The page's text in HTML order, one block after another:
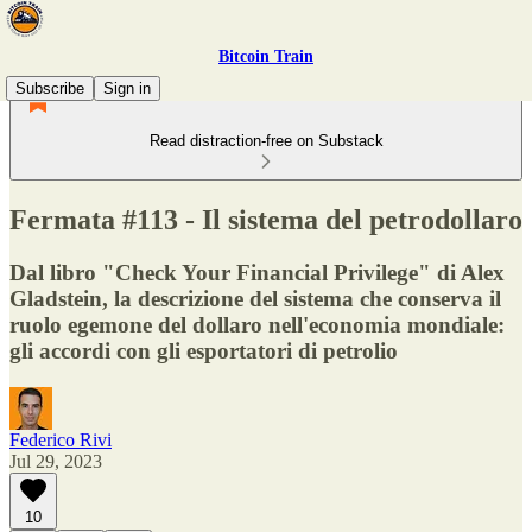
Bitcoin Train
Subscribe
Sign in
Read distraction-free on Substack
Fermata #113 - Il sistema del petrodollaro
Dal libro "Check Your Financial Privilege" di Alex
Gladstein, la descrizione del sistema che conserva il
ruolo egemone del dollaro nell'economia mondiale:
gli accordi con gli esportatori di petrolio
Federico Rivi
Jul 29, 2023
10